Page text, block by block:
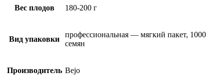
Вес плодов 180-200 г
Вид упаковки
профессиональная — мягкий пакет, 1000
семян
Производитель Bejo